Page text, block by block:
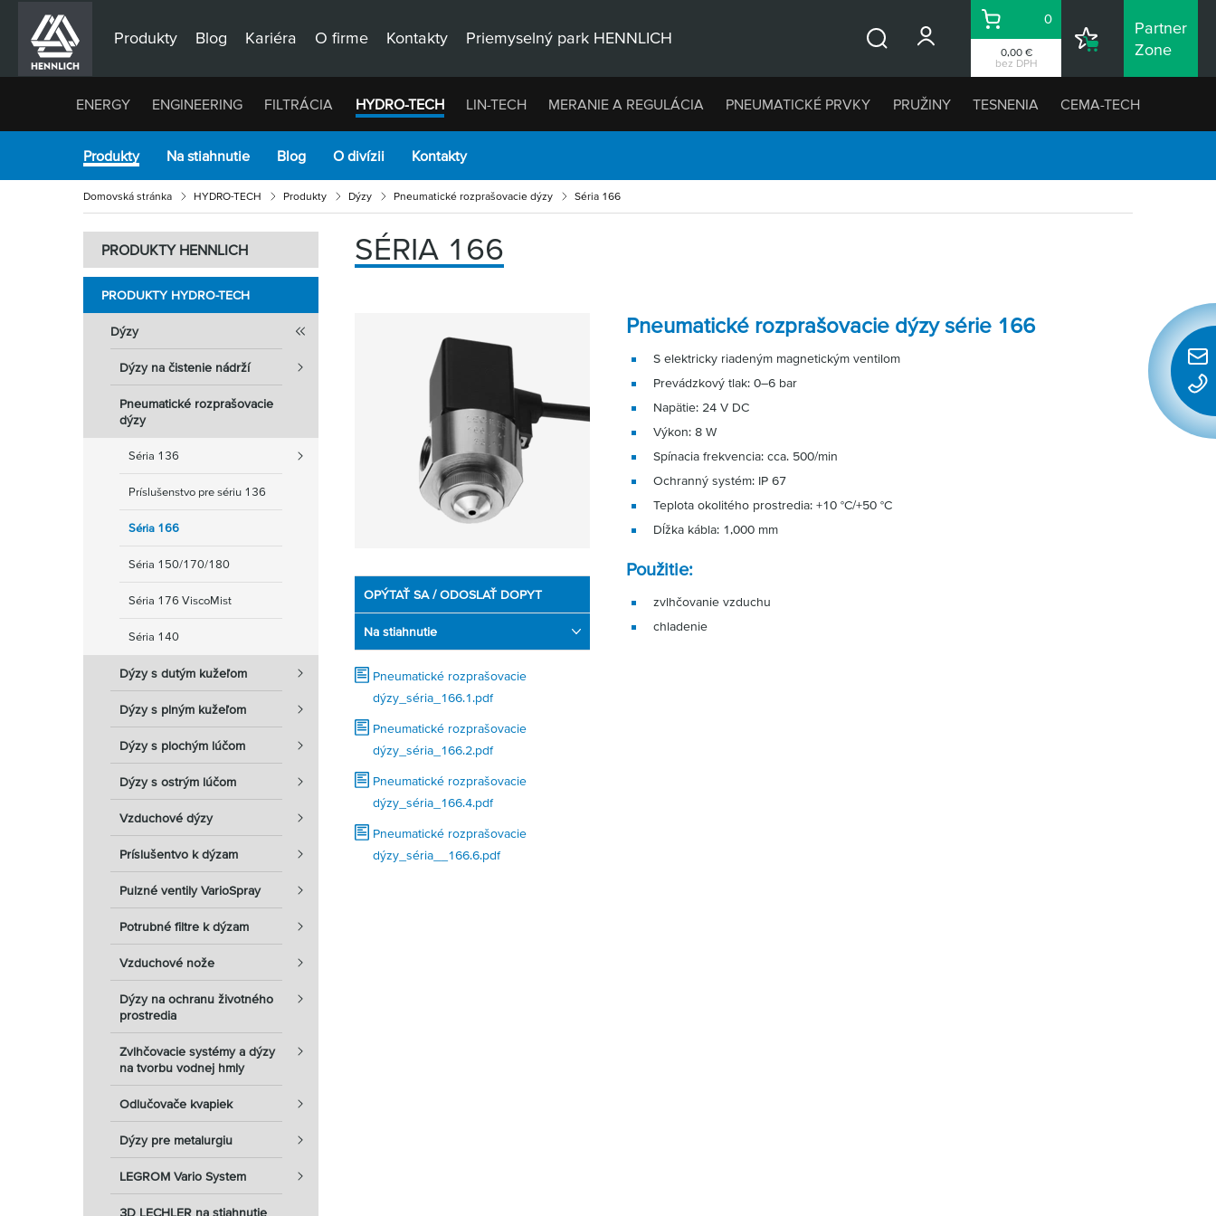
Produkty Blog Kariéra O firme Kontakty Priemyselný park HENNLICH
0,00 €
bez DPH
Košík
0
Nákupný
Partner
Zone
ENERGY ENGINEERING FILTRÁCIA HYDRO-TECH LIN-TECH MERANIE A REGULÁCIA PNEUMATICKÉ PRVKY PRUŽINY TESNENIA CEMA-TECH
Produkty Na stiahnutie Blog O divízii Kontakty
Domovská stránka HYDRO-TECH Produkty Dýzy Pneumatické rozprašovacie dýzy Séria 166
PRODUKTY HENNLICH
PRODUKTY HYDRO-TECH
Dýzy
Dýzy na čistenie nádrží
Pneumatické rozprašovacie
dýzy
Séria 136
Príslušenstvo pre sériu 136
Séria 166
Séria 150/170/180
Séria 176 ViscoMist
Séria 140
Dýzy s dutým kužeľom
Dýzy s plným kužeľom
Dýzy s plochým lúčom
Dýzy s ostrým lúčom
Vzduchové dýzy
Príslušentvo k dýzam
Pulzné ventily VarioSpray
Potrubné filtre k dýzam
Vzduchové nože
Dýzy na ochranu životného
prostredia
Zvlhčovacie systémy a dýzy
na tvorbu vodnej hmly
Odlučovače kvapiek
Dýzy pre metalurgiu
LEGROM Vario System
3D LECHLER na stiahnutie
SÉRIA 166
OPÝTAŤ SA / ODOSLAŤ DOPYT
Na stiahnutie
Pneumatické rozprašovacie
dýzy_séria_166.1.pdf
Pneumatické rozprašovacie
dýzy_séria_166.2.pdf
Pneumatické rozprašovacie
dýzy_séria_166.4.pdf
Pneumatické rozprašovacie
dýzy_séria__166.6.pdf
Pneumatické rozprašovacie dýzy série 166
S elektricky riadeným magnetickým ventilom
Prevádzkový tlak: 0–6 bar
Napätie: 24 V DC
Výkon: 8 W
Spínacia frekvencia: cca. 500/min
Ochranný systém: IP 67
Teplota okolitého prostredia: +10 °C/+50 °C
Dĺžka kábla: 1,000 mm
Použitie:
zvlhčovanie vzduchu
chladenie